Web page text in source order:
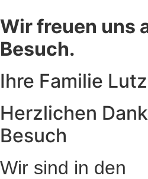
Wir freuen uns
Besuch.
Ihre Familie
Herzlichen
Besuch
Wir sind in den